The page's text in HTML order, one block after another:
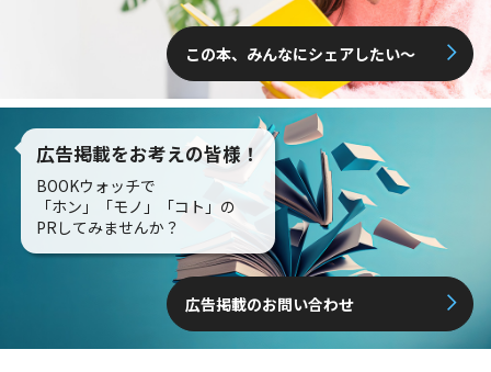
この本、みんなにシェアしたい〜
広告掲載をお考えの皆様！
BOOKウォッチで
「ホン」「モノ」「コト」の
PRしてみませんか？
広告掲載のお問い合わせ